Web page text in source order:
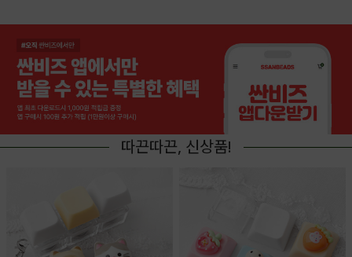
따끈따끈, 신상품!